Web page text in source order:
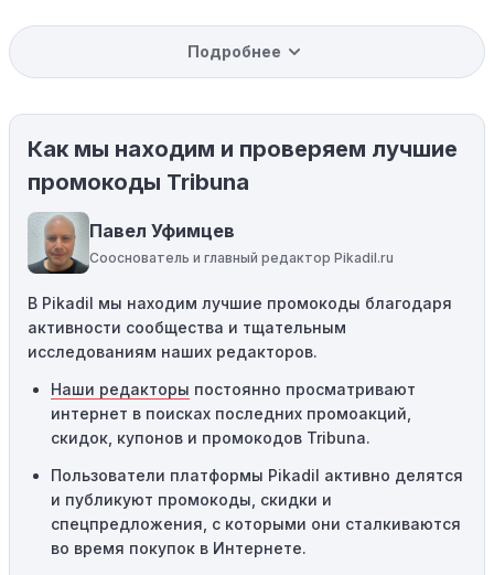
Уже со скидкой:В некоторых случаях интересующий
вас товар может быть уже со скидкой. Некоторые
магазины предлагают скидки и акции напрямую, без
Ограничения на использование промокода:
Некоторые промокоды распространяются только на
определенные товары, бренды или категории. Если вы
пытаетесь применить код к товару, не
соответствующему критериям, он не сработает.
промокоды требуют соблюдения минимального
порога покупки, чтобы получить право на скидку. Если
сумма в корзине не соответствует указанному порогу,
код не сработает.
Географические ограничения:Действие некоторых
промокодов может быть ограничено определенными
местами или регионами. Если вы находитесь за
пределами указанного региона, то код не будет
применяться.
Подробнее
Как мы находим и проверяем лучшие
промокоды Tribuna
Павел Уфимцев
Сооснователь и главный редактор Pikadil.ru
В Pikadil мы находим лучшие промокоды благодаря
активности сообщества и тщательным
исследованиям наших редакторов.
Наши редакторы постоянно просматривают
интернет в поисках последних промоакций,
скидок, купонов и промокодов Tribuna.
Пользователи платформы Pikadil активно делятся
и публикуют промокоды, скидки и
спецпредложения, с которыми они сталкиваются
во время покупок в Интернете.